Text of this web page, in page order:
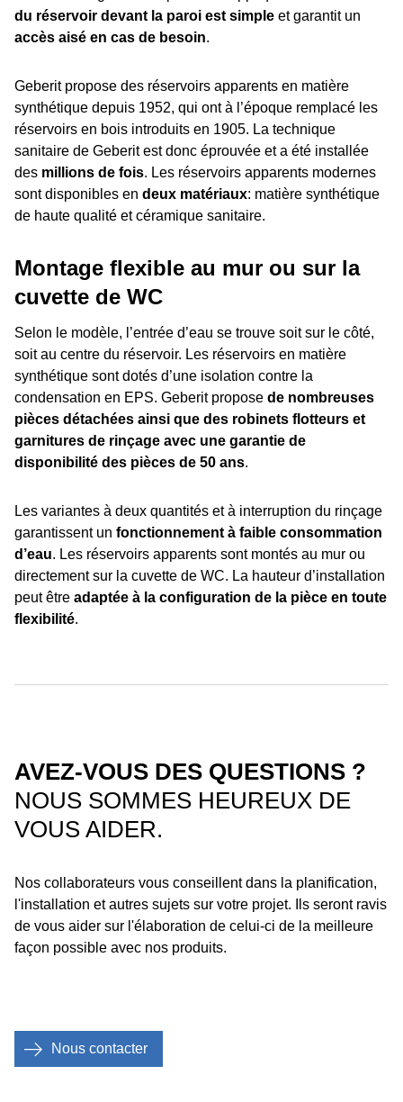
du réservoir devant la paroi est simple et garantit un
accès aisé en cas de besoin.
Geberit propose des réservoirs apparents en matière
synthétique depuis 1952, qui ont à l’époque remplacé les
réservoirs en bois introduits en 1905. La technique
sanitaire de Geberit est donc éprouvée et a été installée
des millions de fois. Les réservoirs apparents modernes
sont disponibles en deux matériaux: matière synthétique
de haute qualité et céramique sanitaire.
Montage flexible au mur ou sur la
cuvette de WC
Selon le modèle, l’entrée d’eau se trouve soit sur le côté,
soit au centre du réservoir. Les réservoirs en matière
synthétique sont dotés d’une isolation contre la
condensation en EPS. Geberit propose de nombreuses
pièces détachées ainsi que des robinets flotteurs et
garnitures de rinçage avec une garantie de
disponibilité des pièces de 50 ans.
Les variantes à deux quantités et à interruption du rinçage
garantissent un fonctionnement à faible consommation
d’eau. Les réservoirs apparents sont montés au mur ou
directement sur la cuvette de WC. La hauteur d’installation
peut être adaptée à la configuration de la pièce en toute
flexibilité.
AVEZ-VOUS DES QUESTIONS ?
NOUS SOMMES HEUREUX DE
VOUS AIDER.
Nos collaborateurs vous conseillent dans la planification,
l'installation et autres sujets sur votre projet. Ils seront ravis
de vous aider sur l'élaboration de celui-ci de la meilleure
façon possible avec nos produits.
Nous contacter